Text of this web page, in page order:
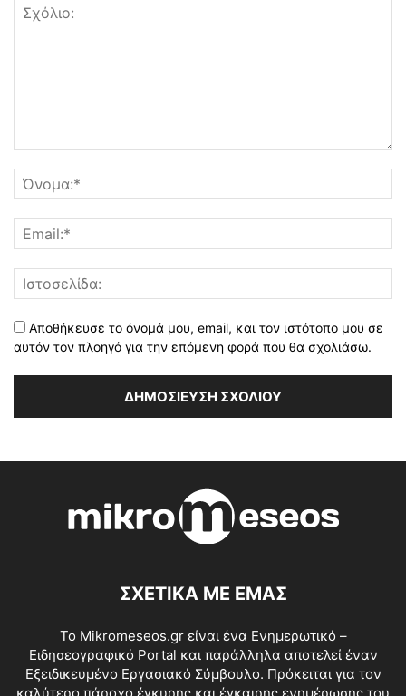
Αποθήκευσε το όνομά μου, email, και τον ιστότοπο μου σε
αυτόν τον πλοηγό για την επόμενη φορά που θα σχολιάσω.
ΣΧΕΤΙΚΑ ΜΕ ΕΜΑΣ
Το Mikromeseos.gr είναι ένα Ενημερωτικό –
Ειδησεογραφικό Portal και παράλληλα αποτελεί έναν
Εξειδικευμένο Εργασιακό Σύμβουλο. Πρόκειται για τον